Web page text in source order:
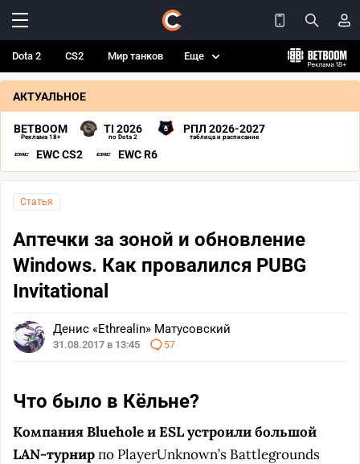
Dota 2 CS2 Мир танков Еще
АКТУАЛЬНОЕ
BETBOOM
Реклама 18+
TI 2026
по Dota 2
РПЛ 2026-2027
таблица и расписание
EWC CS2 EWC R6
Статья
Аптечки за зоной и обновление
Windows. Как провалился PUBG
Invitational
Денис «Ethrealin» Матусовский
31.08.2017 в 13:45 57
Что было в Кёльне?
Компания Bluehole и ESL устроили большой
LAN-турнирпо PlayerUnknown’s Battlegrounds